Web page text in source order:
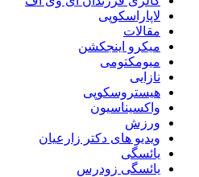
لاپاراسکوپی
مقالات
میکرو اینجکشن
میومکتومی
نازایی
هیستروسکوپی
واکسیناسیون
ورزش
ویدیو های دکتر زارعیان
یائسگی
یائسگی زودرس